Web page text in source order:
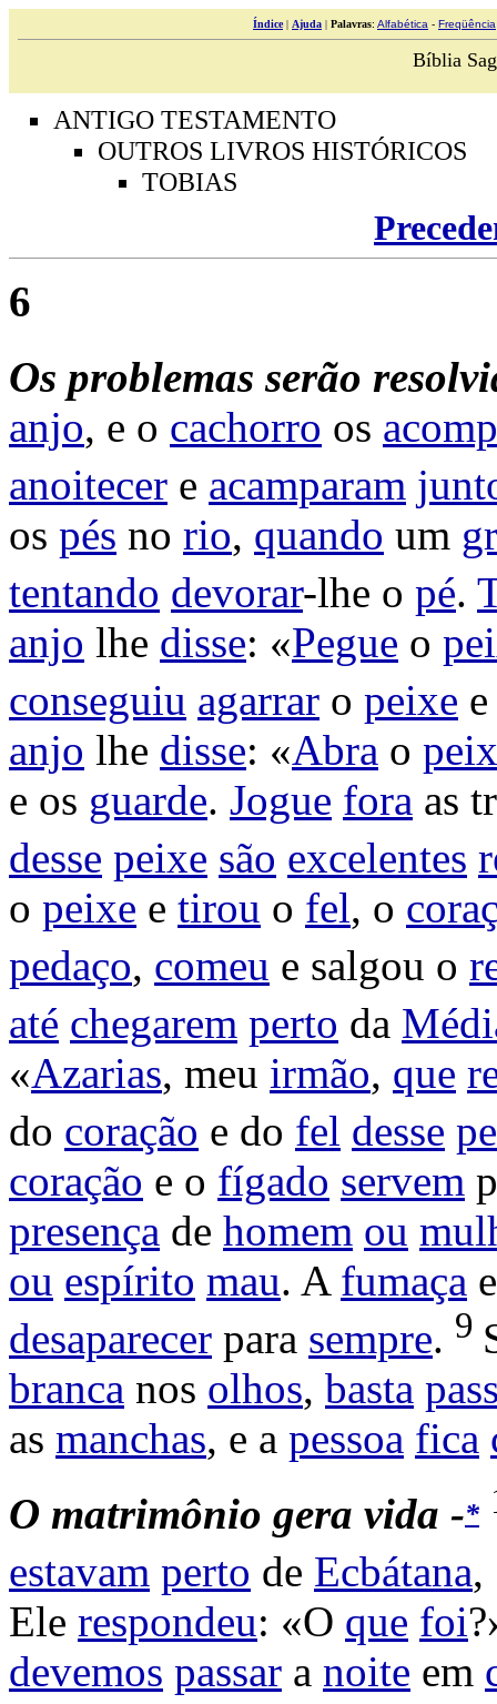
Índice| Ajuda | Palavras: Alfabética - Freqüência
Bíblia
ANTIGO TESTAMENTO
OUTROS LIVROS HISTÓRICOS
TOBIAS
6
Os problemas serão
anjo, e o cachorro os
anoitecer e acamparam
os pés no rio, quando um
tentando devorar-lhe o pé.
anjo lhe disse: «Pegue o
conseguiu agarrar o peixe
anjo lhe disse: «Abra o
e os guarde. Jogue fora as
desse peixe são excelentes
o peixe e tirou o fel, o
pedaço, comeu e salgou o
até chegarem perto da
«Azarias, meu irmão, que
do coração e do fel desse
coração e o fígado servem
presença de homem ou
ou espírito mau. A fumaça
desaparecer para sempre. 9
branca nos olhos, basta
as manchas, e a pessoa fica
O matrimônio gera vida -*
estavam perto de Ecbátana,
Ele respondeu: «O que foi
devemos passar a noite em